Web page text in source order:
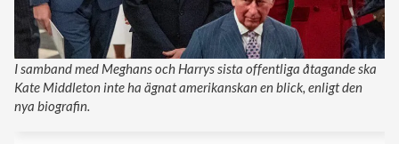
I samband med Meghans och Harrys sista offentliga åtagande ska
Kate Middleton inte ha ägnat amerikanskan en blick, enligt den
nya biografin.